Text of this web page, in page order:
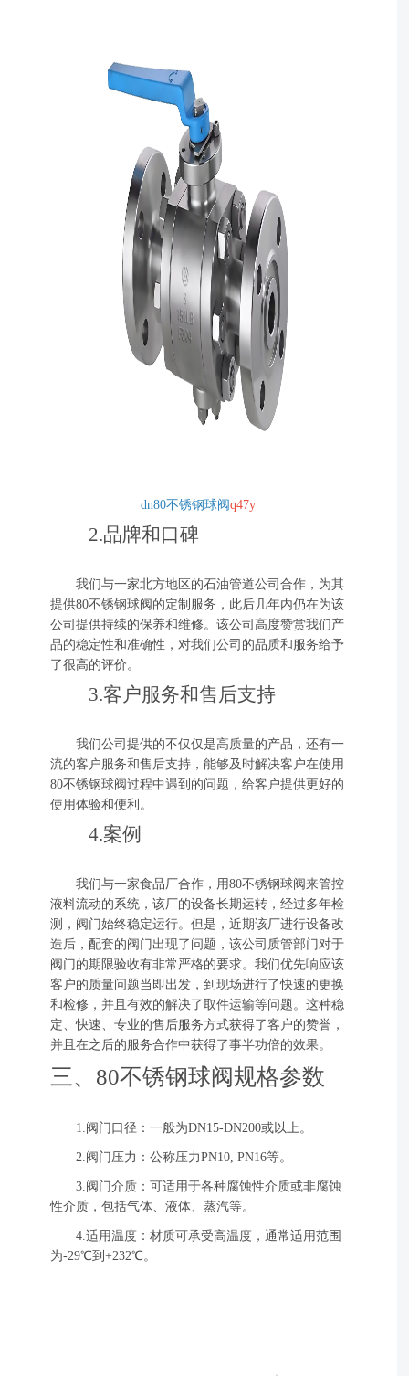
dn80不锈钢球阀q47y
2.品牌和口碑
我们与一家北方地区的石油管道公司合作，为其
提供80不锈钢球阀的定制服务，此后几年内仍在为该
公司提供持续的保养和维修。该公司高度赞赏我们产
品的稳定性和准确性，对我们公司的品质和服务给予
了很高的评价。
3.客户服务和售后支持
我们公司提供的不仅仅是高质量的产品，还有一
流的客户服务和售后支持，能够及时解决客户在使用
80不锈钢球阀过程中遇到的问题，给客户提供更好的
使用体验和便利。
4.案例
我们与一家食品厂合作，用80不锈钢球阀来管控
液料流动的系统，该厂的设备长期运转，经过多年检
测，阀门始终稳定运行。但是，近期该厂进行设备改
造后，配套的阀门出现了问题，该公司质管部门对于
阀门的期限验收有非常严格的要求。我们优先响应该
客户的质量问题当即出发，到现场进行了快速的更换
和检修，并且有效的解决了取件运输等问题。这种稳
定、快速、专业的售后服务方式获得了客户的赞誉，
并且在之后的服务合作中获得了事半功倍的效果。
三、80不锈钢球阀规格参数
1.阀门口径：一般为DN15-DN200或以上。
2.阀门压力：公称压力PN10, PN16等。
3.阀门介质：可适用于各种腐蚀性介质或非腐蚀
性介质，包括气体、液体、蒸汽等。
4.适用温度：材质可承受高温度，通常适用范围
为-29℃到+232℃。